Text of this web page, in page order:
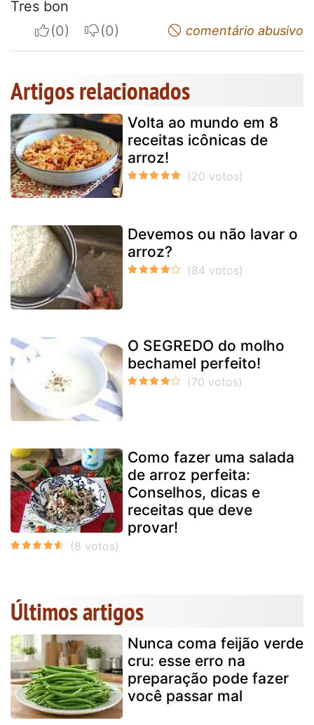
Tres bon
I apreciateI do not appreciatecomentário abusivo
Artigos relacionados
Volta ao mundo em 8
receitas icônicas de
arroz!
Devemos ou não lavar o
arroz?
O SEGREDO do molho
bechamel perfeito!
Como fazer uma salada
de arroz perfeita:
Conselhos, dicas e
receitas que deve
provar!
Últimos artigos
Nunca coma feijão verde
cru: esse erro na
preparação pode fazer
você passar mal